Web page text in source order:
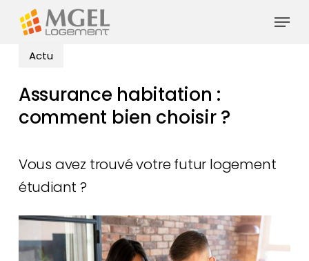
Menu
Actu
Assurance habitation :
comment bien choisir ?
Vous avez trouvé votre futur logement
étudiant ?